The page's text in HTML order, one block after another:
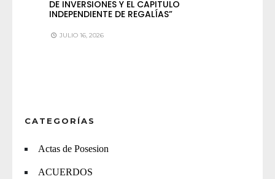
DE INVERSIONES Y EL CAPITULO
INDEPENDIENTE DE REGALÍAS”
JULIO 16, 2026
CATEGORÍAS
Actas de Posesion
ACUERDOS